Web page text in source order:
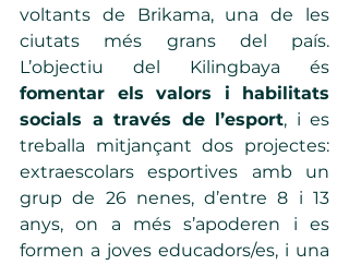
voltants de Brikama, una de les
ciutats més grans del país.
fomentar els valors i habilitats
socials a través de l’esport, i es
treballa mitjançant dos projectes:
extraescolars esportives amb un
grup de 26 nenes, d’entre 8 i 13
anys, on a més s’apoderen i es